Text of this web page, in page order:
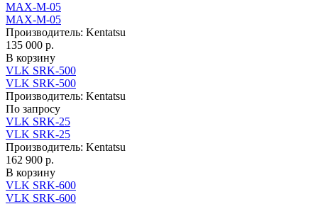
MAX-M-05
MAX-M-05
Производитель: Kentatsu
135 000 р.
В корзину
VLK SRK-500
VLK SRK-500
Производитель: Kentatsu
По запросу
VLK SRK-25
VLK SRK-25
Производитель: Kentatsu
162 900 р.
В корзину
VLK SRK-600
VLK SRK-600